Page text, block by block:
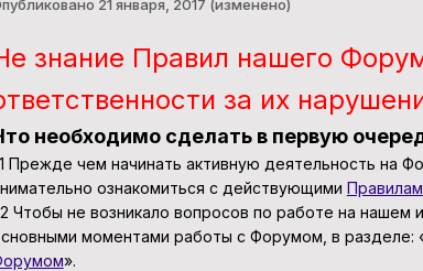
21 января, 2017 (изменено)
знание Правил нашего
за их
необходимо сделать в первую
Прежде чем начинать активную деятельность на
ознакомиться с действующими
Чтобы не возникало вопросов по работе на
моментами работы с Форумом, в разделе:
».